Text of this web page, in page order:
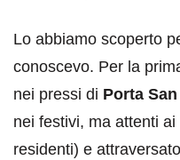
Lo abbiamo scoperto
conoscevo. Per la
nei pressi di Porta
nei festivi, ma attenti
residenti) e